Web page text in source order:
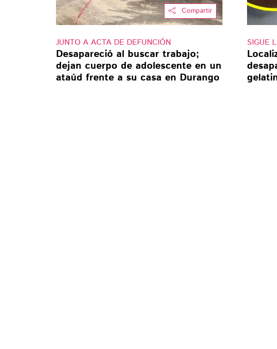
Compartir
JUNTO A ACTA DE DEFUNCIÓN
Desapareció al buscar trabajo;
dejan cuerpo de adolescente en un
ataúd frente a su casa en Durango
SIGUE